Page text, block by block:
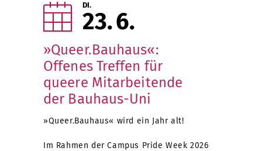
DI.
23 6
»Queer.Bauhaus«:
Offenes Treffen für
queere Mitarbeitende
der Bauhaus-Uni
»Queer.Bauhaus« wird ein Jahr alt!
Im Rahmen der Campus Pride Week 2026